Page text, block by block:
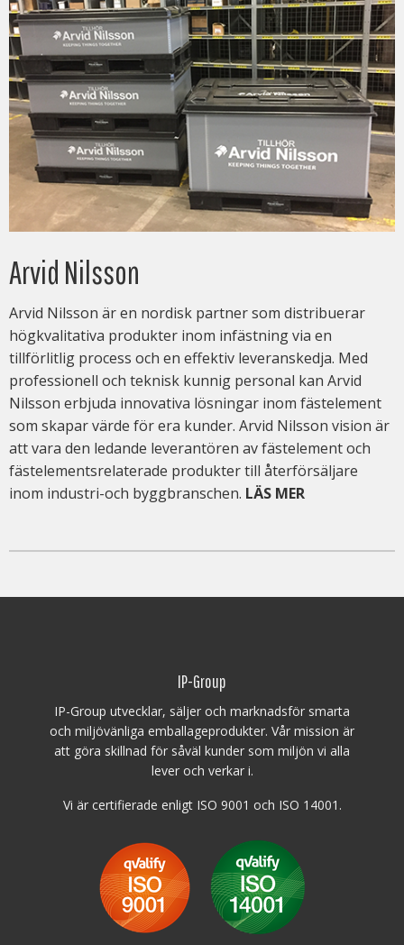
Arvid Nilsson
Arvid Nilsson är en nordisk partner som distribuerar
högkvalitativa produkter inom infästning via en
tillförlitlig process och en effektiv leveranskedja. Med
professionell och teknisk kunnig personal kan Arvid
Nilsson erbjuda innovativa lösningar inom fästelement
som skapar värde för era kunder. Arvid Nilsson vision är
att vara den ledande leverantören av fästelement och
fästelementsrelaterade produkter till återförsäljare
inom industri-och byggbranschen. LÄS MER
IP-Group
IP-Group utvecklar, säljer och marknadsför smarta
och miljövänliga emballageprodukter. Vår mission är
att göra skillnad för såväl kunder som miljön vi alla
lever och verkar i.
Vi är certifierade enligt ISO 9001 och ISO 14001.